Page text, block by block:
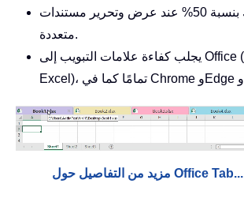
يزيد من إنتاجيتك بنسبة 50% عند عرض وتحرير مستندات
متعددة.
يجلب كفاءة علامات التبويب إلى Office (بما في ذلك
مزيد من التفاصيل حول Office Tab...